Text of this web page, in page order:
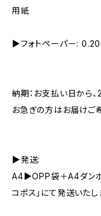
用紙
▶︎フォトペーパー:
納期：お支払い日から
お急ぎの方はお届けご
▶︎発送:
A4▶︎OPP袋＋A4ダンボ
コポス」にて発送いたし